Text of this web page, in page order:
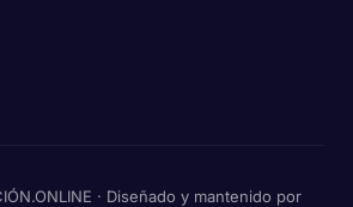
· Diseñado y mantenido por